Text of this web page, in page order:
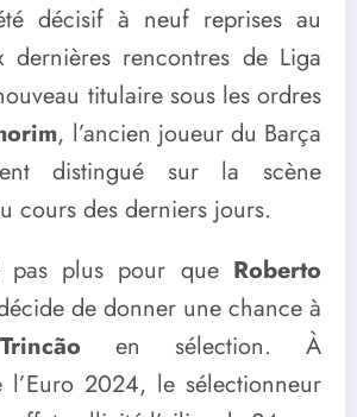
décisif à neuf reprises au
dernières rencontres de Liga
titulaire sous les ordres
, l’ancien joueur du Barça
distingué sur la scène
cours des derniers jours.
pas plus pour que Roberto
de donner une chance à
en sélection. À
l’Euro 2024, le sélectionneur